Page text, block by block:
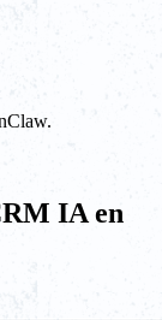
IA en